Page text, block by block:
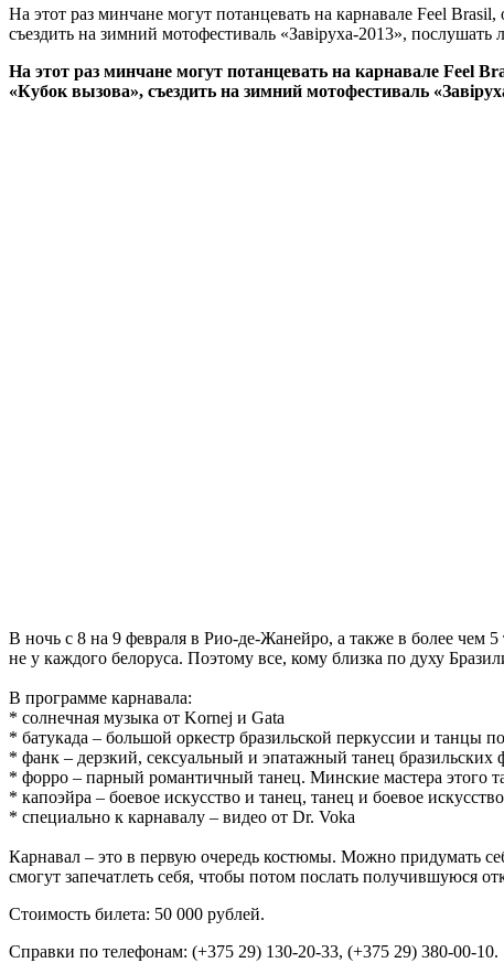
На этот раз минчане могут потанцевать на карнавале Feel
съездить на зимний мотофестиваль «Завiруха-2013»,
На этот раз минчане могут потанцевать на карнавале Feel B
«Кубок вызова», съездить на зимний мотофестиваль
В ночь с 8 на 9 февраля в Рио-де-Жанейро, а также в более чем
не у каждого белоруса. Поэтому все, кому близка по духу
В программе карнавала:
* солнечная музыка от Kornej и Gata
* батукада – большой оркестр бразильской перкуссии и танцы
* фанк – дерзкий, сексуальный и эпатажный танец
* форро – парный романтичный танец. Минские мастера этого
* капоэйра – боевое искусство и танец, танец и боевое искусство
* специально к карнавалу – видео от Dr. Voka
Карнавал – это в первую очередь костюмы. Можно придумать
смогут запечатлеть себя, чтобы потом послать получившуюся
Стоимость билета: 50 000 рублей.
Справки по телефонам: (+375 29) 130-20-33, (+375 29) 380-00-10.